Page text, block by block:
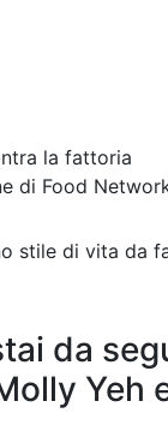
di Food
stile di vita da
da
Yeh